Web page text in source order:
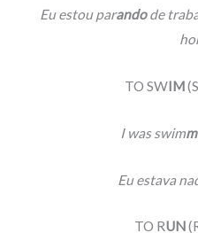
Eu estou parandode
TO SWIM
I was swim
Eu estava
TO RUN